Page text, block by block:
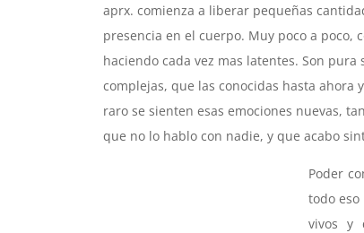
aprx. comienza a liberar pequeñas
presencia en el cuerpo. Muy poco a poco,
haciendo cada vez mas latentes. Son
complejas, que las conocidas hasta ahora
raro se sienten esas emociones nuevas,
que no lo hablo con nadie, y que acabo
Poder
todo
vivos y